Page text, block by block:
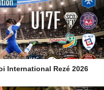
International Rezé 2026